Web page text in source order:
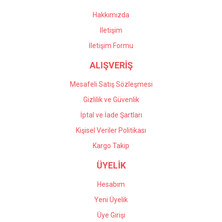
Önder Kaçar | 20/05/2026
Hakkımızda
İletişim
İletişim Formu
ALIŞVERİŞ
Mesafeli Satış Sözleşmesi
Gizlilik ve Güvenlik
İptal ve İade Şartları
Kişisel Veriler Politikası
Kargo Takip
ÜYELİK
Hesabım
Yeni Üyelik
Üye Girişi